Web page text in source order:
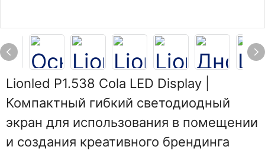
Lionled P1.538 Cola LED Display |
Компактный гибкий светодиодный
экран для использования в помещении
и создания креативного брендинга